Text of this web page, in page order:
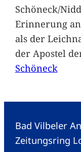
Schöneck/
Erinnerung
als der
der Apostel
Schöneck
Bad Vilbeler
Zeitungsring